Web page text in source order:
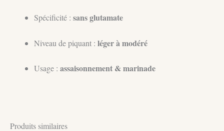
Spécificité : sans glutamate
Niveau de piquant : léger à modéré
Usage : assaisonnement & marinade
Produits similaires